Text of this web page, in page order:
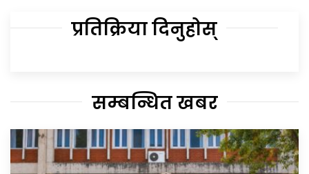
प्रतिक्रिया दिनुहोस्
सम्बन्धित खबर